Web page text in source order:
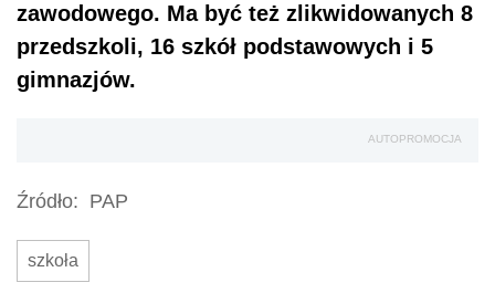
zawodowego. Ma być też zlikwidowanych 8
przedszkoli, 16 szkół podstawowych i 5
gimnazjów.
AUTOPROMOCJA
Źródło: PAP
szkoła